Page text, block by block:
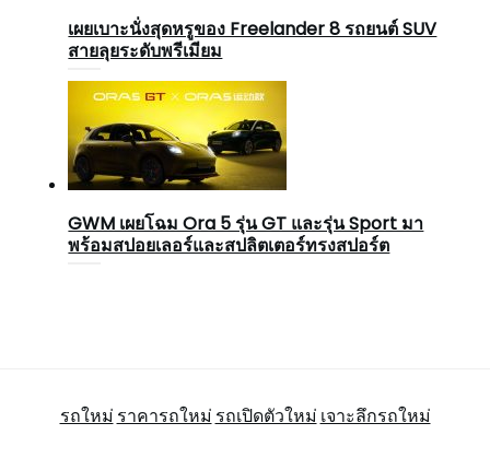
เผยเบาะนั่งสุดหรูของ Freelander 8 รถยนต์ SUV
สายลุยระดับพรีเมียม
GWM เผยโฉม Ora 5 รุ่น GT และรุ่น Sport มา
พร้อมสปอยเลอร์และสปลิตเตอร์ทรงสปอร์ต
รถใหม่ ราคารถใหม่ รถเปิดตัวใหม่ เจาะลึกรถใหม่